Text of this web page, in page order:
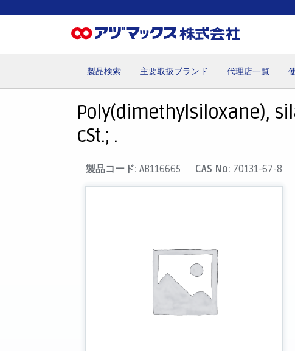
製品検索 主要取扱ブランド 代理店一覧
Poly(dimethylsiloxane),
cSt.; .
製品コード:AB116665 CAS No: 70131-67-8